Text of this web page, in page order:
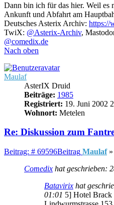
Dann bin ich für das hier. Weil es
Ankunft und Abfahrt am
Deutsches Asterix Archiv: https://
TwiX: @Asterix-Archiv,
@comedix.de
Nach oben
Maulaf
AsterIX Druid
Beiträge: 1985
Registriert: 19. Juni 2002
Wohnort: Metelen
Re: Diskussion zum
Beitrag: # 69596Beitrag Maulaf»
Comedix hat geschrieben:
Batavirix hat
01:01 5] Hotel Brack